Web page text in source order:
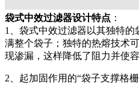
袋式中效过滤器设计特点 ：
1、袋式中效过滤器以其独特
满整个袋子；独特的热熔技术
现渗漏，这样降低了阻力并使
2、起加固作用的“袋子支撑格